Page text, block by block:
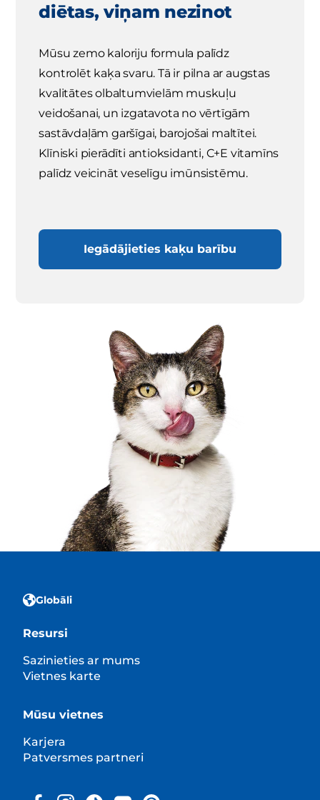
diētas, viņam nezinot
Mūsu zemo kaloriju formula palīdz
kontrolēt kaķa svaru. Tā ir pilna ar augstas
kvalitātes olbaltumvielām muskuļu
veidošanai, un izgatavota no vērtīgām
sastāvdaļām garšīgai, barojošai maltītei.
Klīniski pierādīti antioksidanti, C+E vitamīns
palīdz veicināt veselīgu imūnsistēmu.
Iegādājieties kaķu barību
Globāli
Resursi
Sazinieties ar mums
Vietnes karte
Mūsu vietnes
Karjera
Patversmes partneri